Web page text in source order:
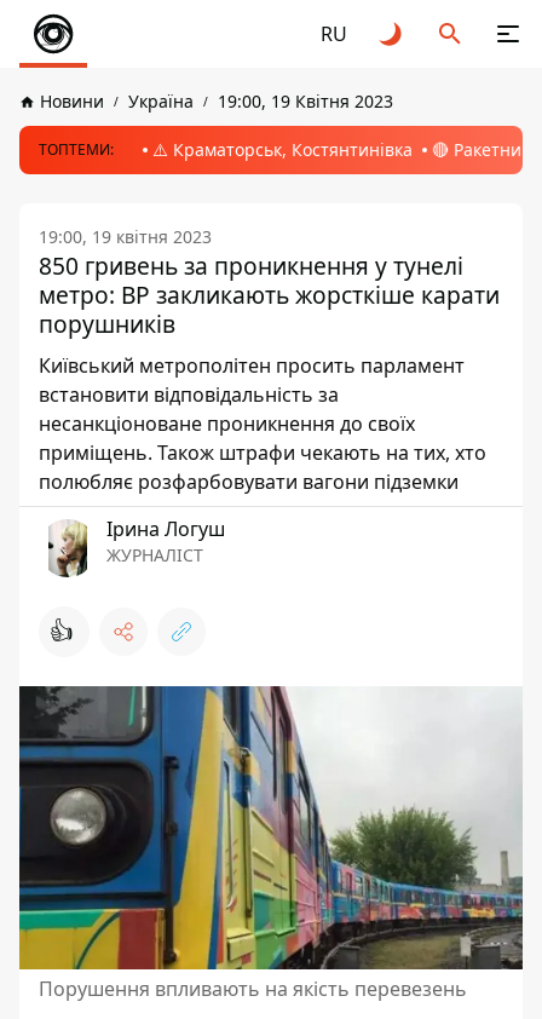
RU
Новини Україна 19:00, 19 Квітня 2023
ТОПТЕМИ: ⚠️ Краматорськ, Костянтинівка 🔴 Ракетний
19:00, 19 квітня 2023
850 гривень за проникнення у тунелі
метро: ВР закликають жорсткіше карати
порушників
Київський метрополітен просить парламент
встановити відповідальність за
несанкціоноване проникнення до своїх
приміщень. Також штрафи чекають на тих, хто
полюбляє розфарбовувати вагони підземки
Ірина Логуш
ЖУРНАЛІСТ
👍
Порушення впливають на якість перевезень